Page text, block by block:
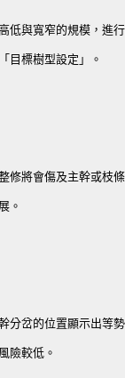
低與寬窄的規模，進
目標樹型設定」。
修將會傷及主幹或枝
。
分岔的位置顯示出等
險較低。